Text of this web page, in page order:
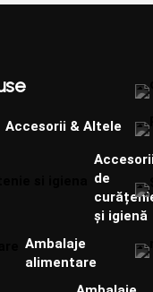
Accesorii & Altele
de
și igienă
Ambalaje
alimentare